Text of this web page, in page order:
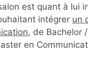
est quant à lui
intégrer un
, de Bachelor
en